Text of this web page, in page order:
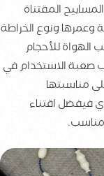
المقتناة
وعمرها ونوع الخراطة
الهواة للأحجام
صعبة الاستخدام في
مناسبتها
فيفضل اقتناء